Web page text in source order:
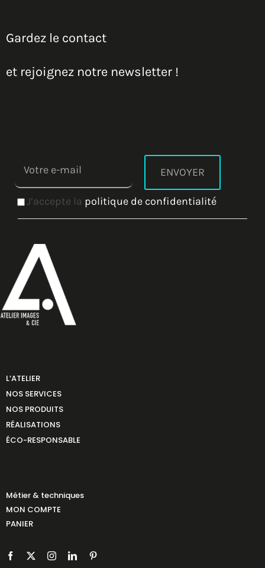
Gardez le contact
et rejoignez notre newsletter !
J’accepte la politique de confidentialité
L’ATELIER
NOS SERVICES
NOS PRODUITS
RÉALISATIONS
ÉCO-RESPONSABLE
Métier & techniques
MON COMPTE
PANIER